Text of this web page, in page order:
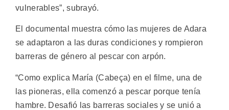
vulnerables”, subrayó.
El documental muestra cómo las mujeres de Adara
se adaptaron a las duras condiciones y rompieron
barreras de género al pescar con arpón.
“Como explica María (Cabeça) en el filme, una de
las pioneras, ella comenzó a pescar porque tenía
hambre. Desafió las barreras sociales y se unió a